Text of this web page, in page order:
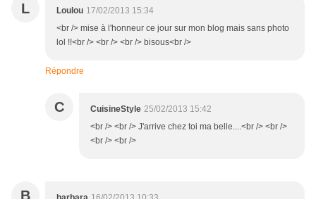
L Loulou 17/02/2013 15:34
<br /> mise à l'honneur ce jour sur mon blog mais sans photo
lol !!<br /> <br /> <br /> bisous<br />
Répondre
C CuisineStyle 25/02/2013 15:42
<br /> <br /> J'arrive chez toi ma belle....<br /> <br />
<br /> <br />
B